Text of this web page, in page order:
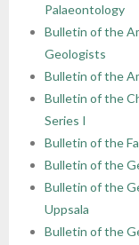
Palaeontology
Bulletin of the
Geologists
Bulletin of the
Bulletin of the
Series I
Bulletin of the
Bulletin of the
Bulletin of the
Uppsala
Bulletin of the